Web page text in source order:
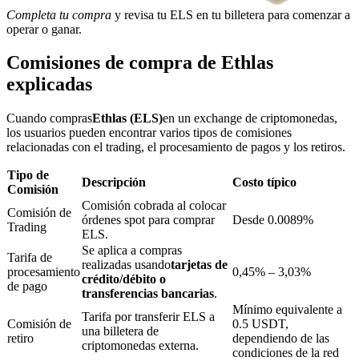
Bloqueos BTR
Inversiones exclusivas para titulares de BTR
Préstamos
Servicio de préstamos respaldado por criptomonedas
Completa tu compra y revisa tu ELS en tu billetera para comenzar a
operar o ganar.
Comisiones de compra de Ethlas
explicadas
Cuando comprasEthlas (ELS)en un exchange de criptomonedas,
los usuarios pueden encontrar varios tipos de comisiones
relacionadas con el trading, el procesamiento de pagos y los retiros.
Tipo de
Comisión
Descripción Costo típico
Comisión de
Trading
Comisión cobrada al colocar
órdenes spot para comprar
ELS.
Desde 0.0089%
Tarifa de
procesamiento
de pago
Se aplica a compras
realizadas usandotarjetas de
crédito/débito o
transferencias bancarias.
0,45% – 3,03%
Comisión de
retiro
Tarifa por transferir ELS a
una billetera de
criptomonedas externa.
Mínimo equivalente a
0.5 USDT,
dependiendo de las
condiciones de la red